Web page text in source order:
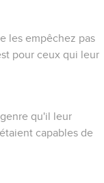
les empêchez pas
pour ceux qui leur
qu'il leur
capables de